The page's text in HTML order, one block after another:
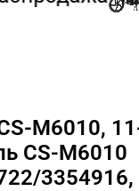
M6010,
CS-M6010
3354916,